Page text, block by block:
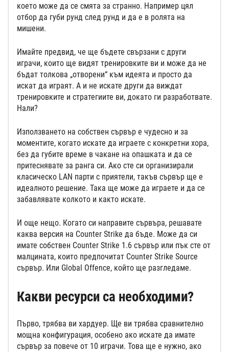
което може да се смята за странно. Например цял
отбор да губи рунд след рунд и да е в ролята на
мишени.
Имайте предвид, че ще бъдете свързани с други
играчи, които ще видят тренировките ви и може да не
бъдат толкова „отворени“ към идеята и просто да
искат да играят. А и не искате други да виждат
тренировките и стратегиите ви, докато ги разработвате.
Нали?
Използването на собствен сървър е чудесно и за
моментите, когато искате да играете с конкретни хора,
без да губите време в чакане на опашката и да се
притеснявате за ранга си. Ако сте си организирали
класическо LAN парти с приятели, такъв сървър ще е
идеалното решение. Така ще може да играете и да се
забавлявате колкото и както искате.
И още нещо. Когато си направите сървъра, решавате
каква версия на Counter Strike да бъде. Може да си
имате собствен Counter Strike 1.6 сървър или пък сте от
малцината, които предпочитат Counter Strike Source
сървър. Или Global Offence, който ще разгледаме.
Какви ресурси са необходими?
Първо, трябва ви хардуер. Ще ви трябва сравнително
мощна конфигурация, особено ако искате да имате
сървър за повече от 10 играчи. Това ще е нужно, ако